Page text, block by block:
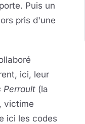
Puis un
pris d'une
ici, leur
Perrault (la
victime
ici les codes